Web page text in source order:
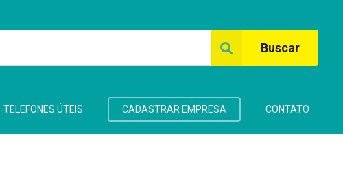
Buscar
TELEFONES ÚTEIS CADASTRAR EMPRESA CONTATO